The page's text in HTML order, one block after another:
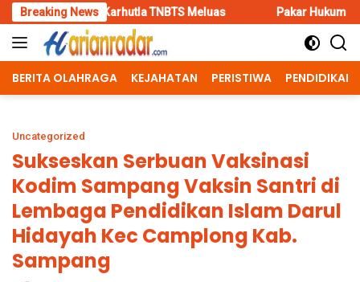
Skip
to
content
Breaking News
TNBTS Meluas Pakar Hukum Dorong Polri
BERITA OLAHRAGA KEJAHATAN PERISTIWA PENDIDIKAN
Uncategorized
Sukseskan Serbuan Vaksinasi
Kodim Sampang Vaksin Santri di
Lembaga Pendidikan Islam Darul
Hidayah Kec Camplong Kab.
Sampang